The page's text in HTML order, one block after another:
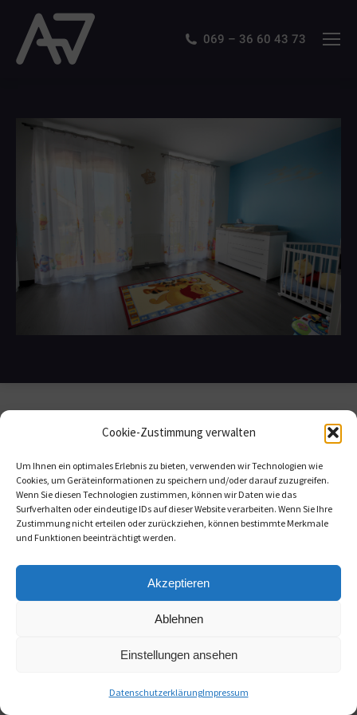
Cookie-Zustimmung verwalten
Um Ihnen ein optimales Erlebnis zu bieten, verwenden wir Technologien wie
Cookies, um Geräteinformationen zu speichern und/oder darauf zuzugreifen.
Wenn Sie diesen Technologien zustimmen, können wir Daten wie das
Surfverhalten oder eindeutige IDs auf dieser Website verarbeiten. Wenn Sie Ihre
Zustimmung nicht erteilen oder zurückziehen, können bestimmte Merkmale
und Funktionen beeinträchtigt werden.
Akzeptieren
Ablehnen
Einstellungen ansehen
DatenschutzerklärungImpressum
069 – 36 60 43 73